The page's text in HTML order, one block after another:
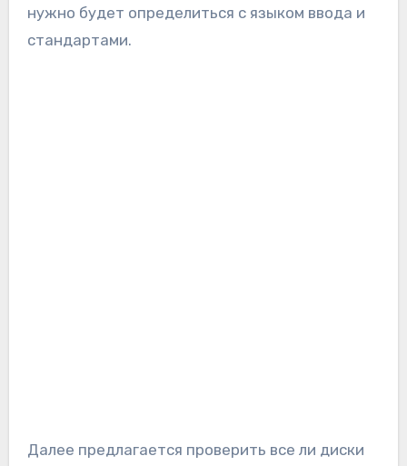
нужно будет определиться с языком ввода и
стандартами.
Далее предлагается проверить все ли диски